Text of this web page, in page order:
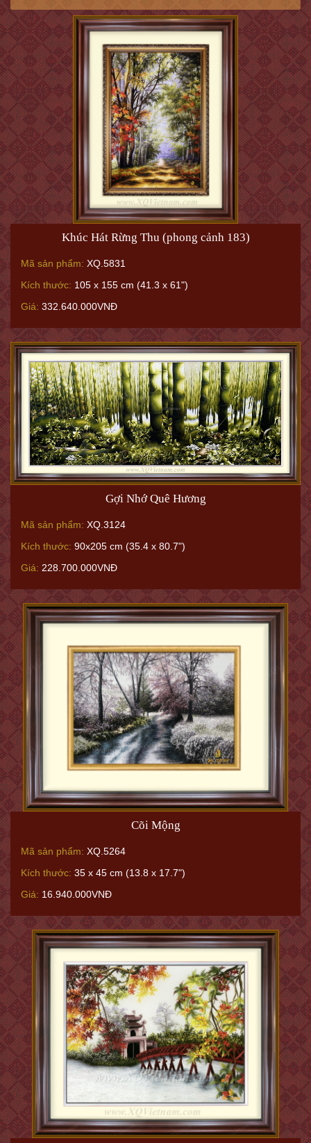
Khúc Hát Rừng Thu (phong cảnh 183)
Mã sản phẩm: XQ.5831
Kích thước: 105 x 155 cm (41.3 x 61")
Giá: 332.640.000VNĐ
Gợi Nhớ Quê Hương
Mã sản phẩm: XQ.3124
Kích thước: 90x205 cm (35.4 x 80.7")
Giá: 228.700.000VNĐ
Cõi Mộng
Mã sản phẩm: XQ.5264
Kích thước: 35 x 45 cm (13.8 x 17.7")
Giá: 16.940.000VNĐ